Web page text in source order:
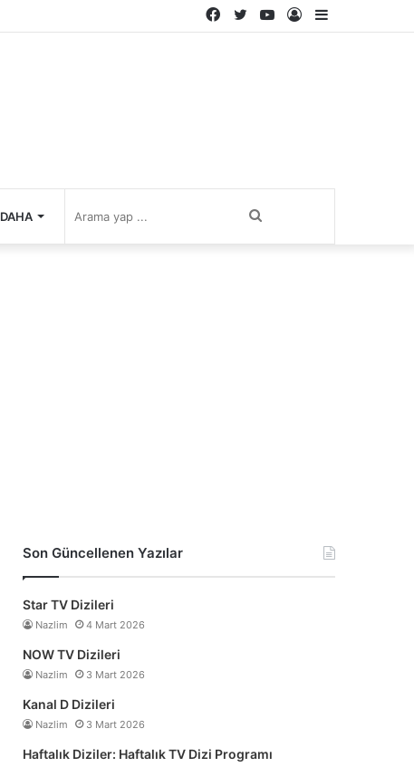
Kenar
Kayıt
YouTube
Twitter
Facebook
DAHA
Son Güncellenen Yazılar
Star TV Dizileri
Nazlim 4 Mart 2026
NOW TV Dizileri
Nazlim 3 Mart 2026
Kanal D Dizileri
Nazlim 3 Mart 2026
Haftalık Diziler: Haftalık TV Dizi Programı